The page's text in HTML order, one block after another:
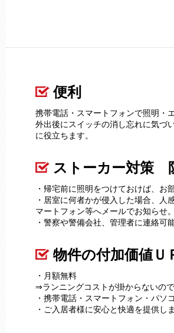
便利
携帯電話・スマートフォンで照明・
外出後にスイッチの消し忘れに気づ
に役立ちます。
ストーカー対策
・帰宅前に照明をつけておけば、お
・居室に何者かが侵入した場合、
マートフォン等へメールでお知らせ
・警察や警備会社、管理者に連絡可
物件の付加価値Ｕ
・月額無料
⇒ランニングコストが掛からないの
・携帯電話・スマートフォン・パ
・ご入居者様に安心と快適を提供しま